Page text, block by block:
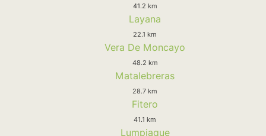
41.2 km
Layana
22.1 km
Vera De Moncayo
48.2 km
Matalebreras
28.7 km
Fitero
41.1 km
Lumpiaque